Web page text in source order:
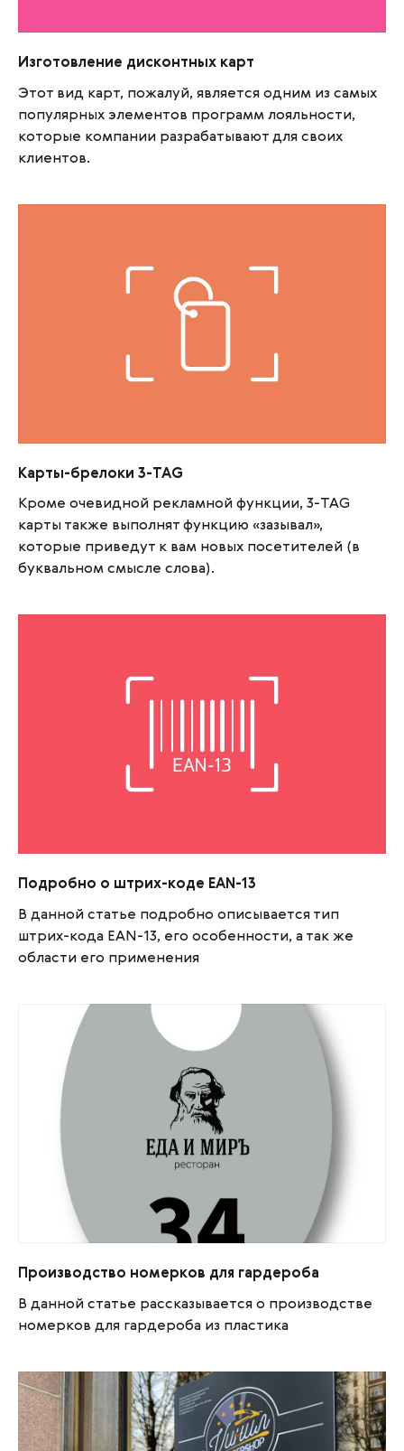
Изготовление дисконтных карт
Этот вид карт, пожалуй, является одним из самых
популярных элементов программ лояльности,
которые компании разрабатывают для своих
клиентов.
Карты-брелоки 3-TAG
Кроме очевидной рекламной функции, 3-TAG
карты также выполнят функцию «зазывал»,
которые приведут к вам новых посетителей (в
буквальном смысле слова).
Подробно о штрих-коде EAN-13
В данной статье подробно описывается тип
штрих-кода EAN-13, его особенности, а так же
области его применения
Производство номерков для гардероба
В данной статье рассказывается о производстве
номерков для гардероба из пластика